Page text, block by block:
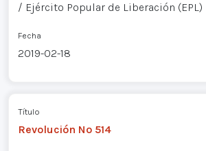
/ Ejército Popular de Liberación (EPL)
Fecha
2019-02-18
Título
Revolución Nº 514